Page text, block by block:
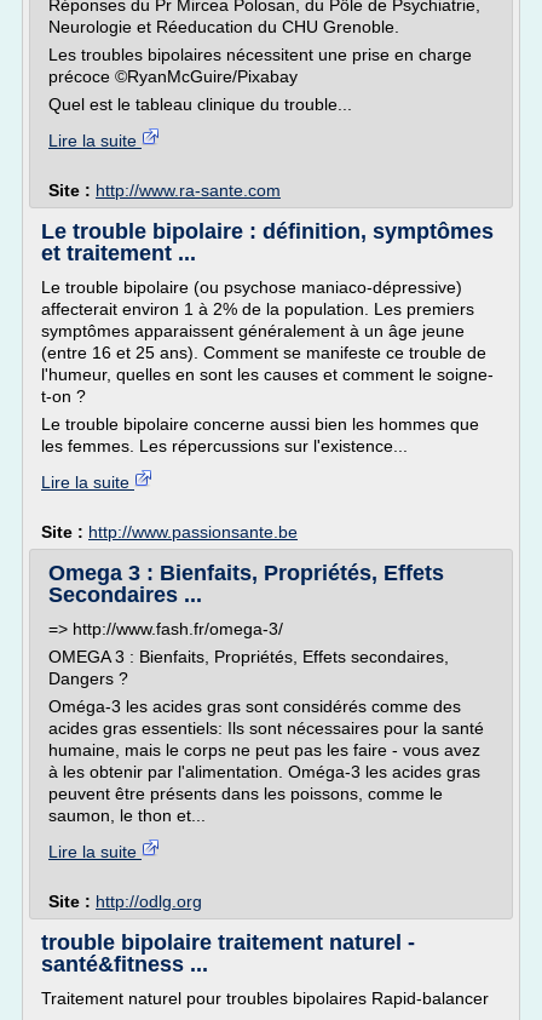
Réponses du Pr Mircea Polosan, du Pôle de Psychiatrie,
Neurologie et Réeducation du CHU Grenoble.
Les troubles bipolaires nécessitent une prise en charge
précoce ©RyanMcGuire/Pixabay
Quel est le tableau clinique du trouble...
Lire la suite
Site : http://www.ra-sante.com
Le trouble bipolaire : définition, symptômes
et traitement ...
Le trouble bipolaire (ou psychose maniaco-dépressive)
affecterait environ 1 à 2% de la population. Les premiers
symptômes apparaissent généralement à un âge jeune
(entre 16 et 25 ans). Comment se manifeste ce trouble de
l'humeur, quelles en sont les causes et comment le soigne-
t-on ?
Le trouble bipolaire concerne aussi bien les hommes que
les femmes. Les répercussions sur l'existence...
Lire la suite
Site : http://www.passionsante.be
Omega 3 : Bienfaits, Propriétés, Effets
Secondaires ...
=> http://www.fash.fr/omega-3/
OMEGA 3 : Bienfaits, Propriétés, Effets secondaires,
Dangers ?
Oméga-3 les acides gras sont considérés comme des
acides gras essentiels: Ils sont nécessaires pour la santé
humaine, mais le corps ne peut pas les faire - vous avez
à les obtenir par l'alimentation. Oméga-3 les acides gras
peuvent être présents dans les poissons, comme le
saumon, le thon et...
Lire la suite
Site : http://odlg.org
trouble bipolaire traitement naturel -
santé&fitness ...
Traitement naturel pour troubles bipolaires Rapid-balancer